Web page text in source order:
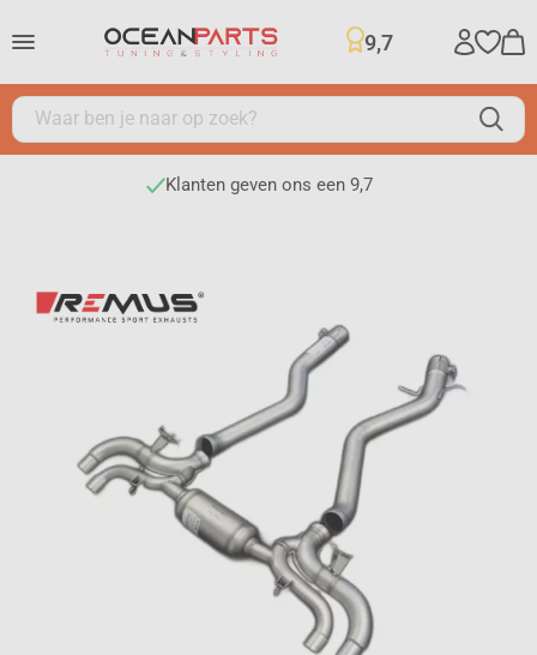
9,7
Klanten geven ons een 9,7